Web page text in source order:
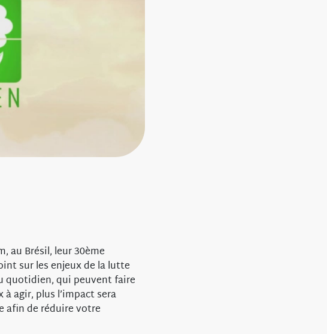
au Brésil, leur 30ème
sur les enjeux de la lutte
quotidien, qui peuvent faire
agir, plus l’impact sera
afin de réduire votre